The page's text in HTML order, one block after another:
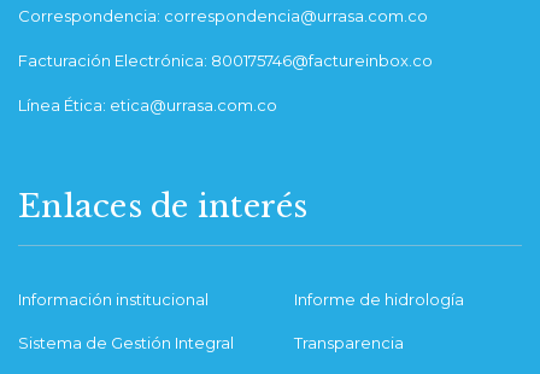
Correspondencia: correspondencia@urrasa.com.co
Facturación Electrónica: 800175746@factureinbox.co
Línea Ética: etica@urrasa.com.co
Enlaces de interés
Información institucional Informe de hidrología
Sistema de Gestión Integral Transparencia